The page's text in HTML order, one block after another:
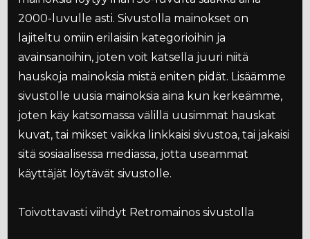
2000-luvulle asti. Sivustolla mainokset on
lajiteltu omiin erilaisiin kategorioihin ja
avainsanoihin, joten voit katsella juuri niitä
hauskoja mainoksia mistä eniten pidät. Lisäämme
sivustolle uusia mainoksia aina kun kerkeämme,
joten käy katsomassa välillä uusimmat hauskat
kuvat, tai mikset vaikka linkkaisi sivustoa, tai jakaisi
sitä sosiaalisessa mediassa, jotta useammat
käyttäjät löytävät sivustolle.
Toivottavasti viihdyt Retromainos sivustolla